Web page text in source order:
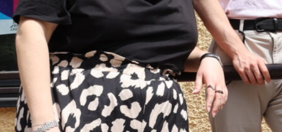
wirkungsvoller vertreten können.“
Mit der erneuten Wahl der bisherigen Doppelspitze und der
AStA auf Kontinuität, Zusammenarbeit und eine starke Vertretung der
___
auf dem Bild von links nach rechts: Arnika Henrich (AStA Vorsitz |
Vorsitz | Linke Liste), Hannah Wuillemet (stellv. AStA Vorsitz | Grüne
JuSoS & Unabhängige)